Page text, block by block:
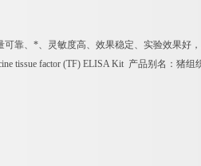
可靠、*、灵敏度高、效果稳定、实验效果好
tissue factor (TF) ELISA Kit 产品别名： 猪组